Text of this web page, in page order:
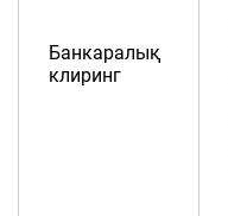
Банкаралық
клиринг